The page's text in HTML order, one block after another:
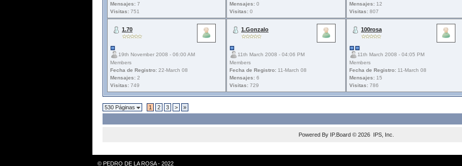
Mensajes: 7
Visitas: 751
Mensajes: 0
Visitas: 0
Mensajes: 12
Visitas: 807
1.70
19th November 2008 - 06:00 AM
Members
Fecha de Registro: 22-March 08
Mensajes: 2
Visitas: 749
1.Gonzalo
11th March 2008 - 04:06 PM
Members
Fecha de Registro: 11-March 08
Mensajes: 6
Visitas: 729
100rosa
11th March 2008 - 04:05 PM
Members
Fecha de Registro: 11-March 08
Mensajes: 15
Visitas: 786
530 Páginas 1 2 3 > »
Powered By IP.Board © 2026 IPS, Inc
© PEDRO DE LA ROSA - 2022